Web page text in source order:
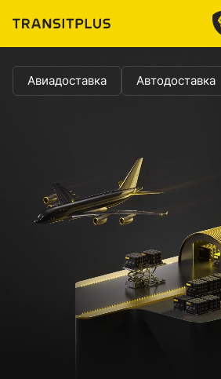
Авиадоставка Автодоставка